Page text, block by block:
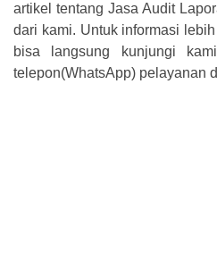
artikel tentang Jasa Audit
dari kami. Untuk informasi
bisa langsung kunjungi
telepon(WhatsApp) pelayanan